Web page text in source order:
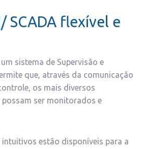
SCADA flexível e
sistema de Supervisão e
que, através da comunicação
os mais diversos
ser monitorados e
intuitivos estão disponíveis para a